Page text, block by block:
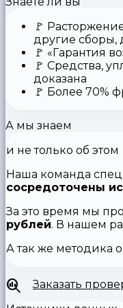
🚩
другие сборы,
🚩 «Гарантия
🚩 Средства,
доказана
🚩 Более 70%
А мы знаем
и не только об этом
Наша команда
сосредоточены
За это время мы
рублей. В нашем
А так же методика
Заказать